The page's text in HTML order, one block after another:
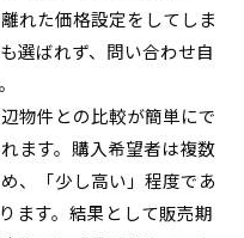
れた価格設定をしてしま
選ばれず、問い合わせ自
物件との比較が簡単にで
ます。購入希望者は複数
、「少し高い」程度であ
ます。結果として販売期